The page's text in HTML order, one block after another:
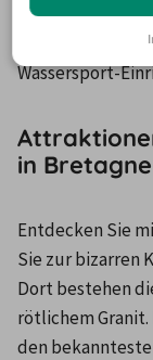
können an den
Badeurlaub.
Wassersport-
in Bretagne
Entdecken Sie
Sie zur bizarren
Dort bestehen
rötlichem Granit.
den